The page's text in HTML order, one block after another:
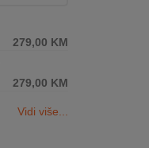
279,00 KM
279,00 KM
Vidi više...